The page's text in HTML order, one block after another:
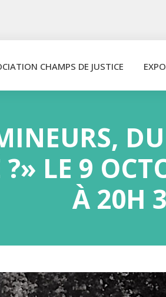
CHAMPS DE JUSTICE
?» LE 9
À 20H